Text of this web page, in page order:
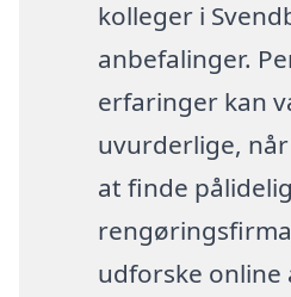
kolleger i
anbefalinger.
erfaringer kan
uvurderlige,
at finde
udforske online